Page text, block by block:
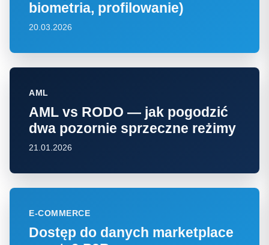
biometria, profilowanie)
20.03.2026
AML
AML vs RODO — jak pogodzić
dwa pozornie sprzeczne reżimy
21.01.2026
E-COMMERCE
Dostęp do danych marketplace